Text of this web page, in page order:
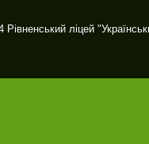
Рівненський ліцей